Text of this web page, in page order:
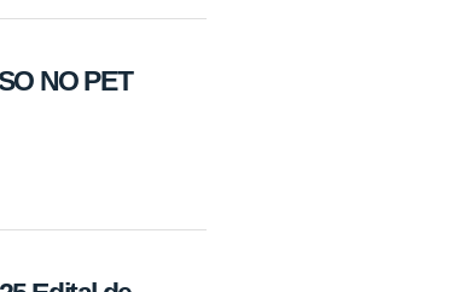
NO PET